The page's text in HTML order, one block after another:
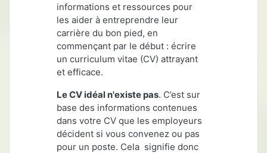
informations et ressources pour
les aider à entreprendre leur
carrière du bon pied, en
commençant par le début : écrire
un curriculum vitae (CV) attrayant
et efficace.
LeCV idéal n'existe pas. C’est sur
base des informations contenues
dans votre CV que les employeurs
décident si vous convenez ou pas
pour un poste. Cela signifie donc